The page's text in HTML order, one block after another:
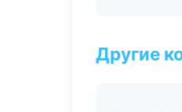
Другие